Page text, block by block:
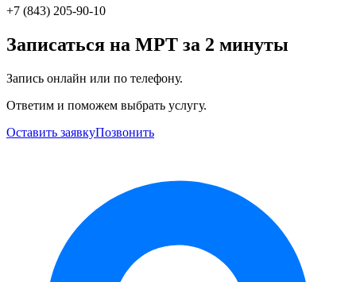
+7 (843) 205-90-10
Записаться на МРТ за 2 минуты
Запись онлайн или по телефону.
Ответим и поможем выбрать услугу.
Оставить заявкуПозвонить